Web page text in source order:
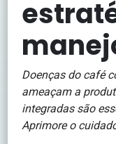
Doenças do café
ameaçam a
integradas são
Aprimore o